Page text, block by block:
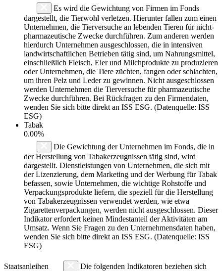
Es wird die Gewichtung von Firmen im Fonds
dargestellt, die Tierwohl verletzen. Hierunter fallen zum einen
Unternehmen, die Tierversuche an lebenden Tieren für nicht-
pharmazeutische Zwecke durchführen. Zum anderen werden
hierdurch Unternehmen ausgeschlossen, die in intensiven
landwirtschaftlichen Betrieben tätig sind, um Nahrungsmittel,
einschließlich Fleisch, Eier und Milchprodukte zu produzieren
oder Unternehmen, die Tiere züchten, fangen oder schlachten,
um ihren Pelz und Leder zu gewinnen. Nicht ausgeschlossen
werden Unternehmen die Tierversuche für pharmazeutische
Zwecke durchführen. Bei Rückfragen zu den Firmendaten,
wenden Sie sich bitte direkt an ISS ESG. (Datenquelle: ISS
ESG)
Tabak
0.00%
Die Gewichtung der Unternehmen im Fonds, die in
der Herstellung von Tabakerzeugnissen tätig sind, wird
dargestellt. Dienstleistungen von Unternehmen, die sich mit
der Lizenzierung, dem Marketing und der Werbung für Tabak
befassen, sowie Unternehmen, die wichtige Rohstoffe und
Verpackungsprodukte liefern, die speziell für die Herstellung
von Tabakerzeugnissen verwendet werden, wie etwa
Zigarettenverpackungen, werden nicht ausgeschlossen. Dieser
Indikator erfordert keinen Mindestanteil der Aktivitäten am
Umsatz. Wenn Sie Fragen zu den Unternehmensdaten haben,
wenden Sie sich bitte direkt an ISS ESG. (Datenquelle: ISS
ESG)
Staatsanleihen
Die folgenden Indikatoren beziehen sich